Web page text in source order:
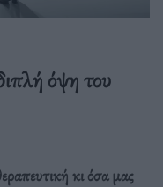
όψη του
κι όσα μας